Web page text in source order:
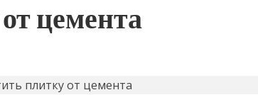
цемента